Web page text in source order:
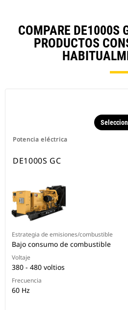
COMPARE DE1000S
PRODUCTOS
Potencia eléctrica
DE1000S GC
Estrategia de emisiones/combustible
Bajo consumo de combustible
Voltaje
380 - 480 voltios
Frecuencia
60 Hz